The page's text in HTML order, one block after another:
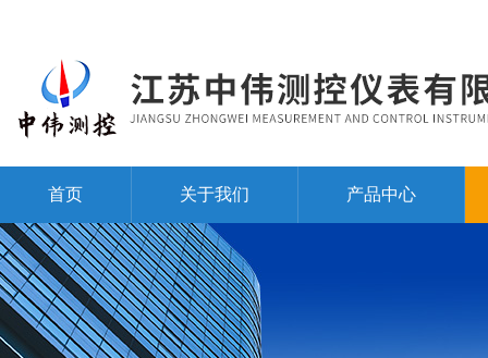
首页 关于我们 产品中心